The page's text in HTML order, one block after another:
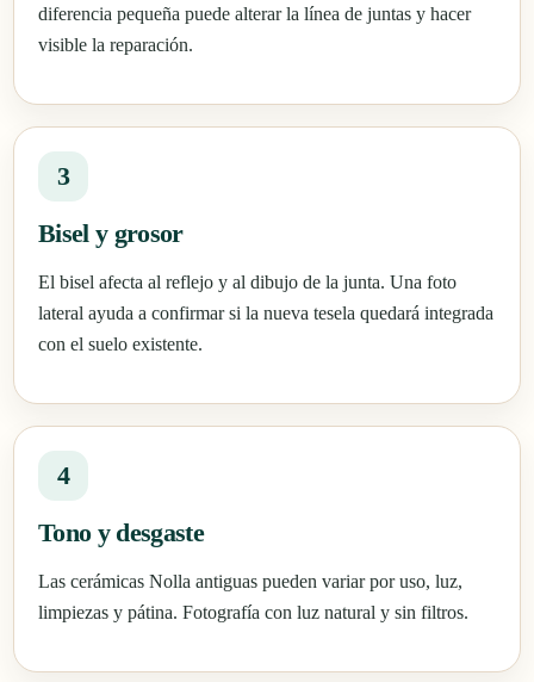
diferencia pequeña puede alterar la línea de juntas y hacer
visible la reparación.
3
Bisel y grosor
El bisel afecta al reflejo y al dibujo de la junta. Una foto
lateral ayuda a confirmar si la nueva tesela quedará integrada
con el suelo existente.
4
Tono y desgaste
Las cerámicas Nolla antiguas pueden variar por uso, luz,
limpiezas y pátina. Fotografía con luz natural y sin filtros.